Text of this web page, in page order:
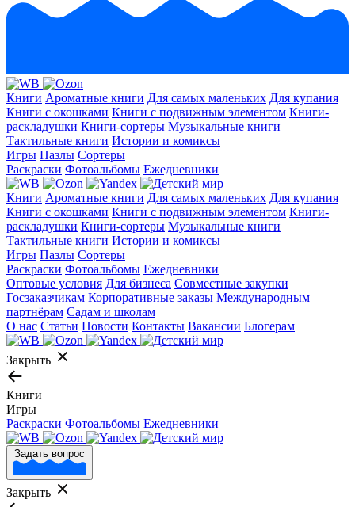
Книги Ароматные книги Для самых маленьких Для купания
Книги с окошками Книги с подвижным элементом Книги-
раскладушки Книги-сортеры Музыкальные книги
Тактильные книги Истории и комиксы
Игры Пазлы Сортеры
Раскраски Фотоальбомы Ежедневники
Книги Ароматные книги Для самых маленьких Для купания
Книги с окошками Книги с подвижным элементом Книги-
раскладушки Книги-сортеры Музыкальные книги
Тактильные книги Истории и комиксы
Игры Пазлы Сортеры
Раскраски Фотоальбомы Ежедневники
Оптовые условия Для бизнеса Совместные закупки
Госзаказчикам Корпоративные заказы Международным
партнёрам Садам и школам
О нас Статьи Новости Контакты Вакансии Блогерам
Закрыть
Книги
Игры
Раскраски Фотоальбомы Ежедневники
Задать вопрос
Закрыть